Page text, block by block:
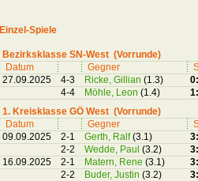
Einzel-Spiele
Bezirksklasse SN-West (Vorrunde)
Datum
Gegner
27.09.2025
4-3 Ricke, Gillian (1.3)
4-4
Möhle, Leon (1.4)
1. Kreisklasse GÖ West (Vorrunde)
Datum
Gegner
09.09.2025
2-1 Gerth, Ralf(3.1)
2-2
Wedde, Paul (3.2)
16.09.2025
2-1 Matern, Rene (3.1)
2-2
Buder, Justin (3.2)